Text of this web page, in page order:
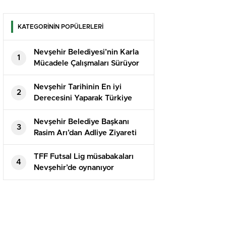
KATEGORİNİN POPÜLERLERİ
1
Nevşehir Belediyesi’nin Karla
Mücadele Çalışmaları Sürüyor
2
Nevşehir Tarihinin En iyi
Derecesini Yaparak Türkiye
İkincisi Oldu
3
Nevşehir Belediye Başkanı
Rasim Arı’dan Adliye Ziyareti
4
TFF Futsal Lig müsabakaları
Nevşehir’de oynanıyor